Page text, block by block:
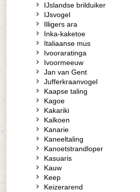
IJslandse brilduiker
IJsvogel
Illigers ara
Inka-kaketoe
Italiaanse mus
Ivooraratinga
Ivoormeeuw
Jan van Gent
Jufferkraanvogel
Kaapse taling
Kagoe
Kakariki
Kalkoen
Kanarie
Kaneeltaling
Kanoetstrandloper
Kasuaris
Kauw
Keep
Keizerarend